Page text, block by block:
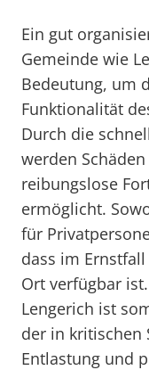
Ein gut
Gemeinde wie
Bedeutung, um
Funktionalität
Durch die
werden
reibungslose
ermöglicht.
für
dass im
Ort verfügbar
Lengerich ist
der in kritischen
Entlastung und